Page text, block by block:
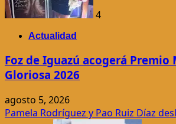
4
Actualidad
Foz de Iguazú acogerá Premio
Gloriosa 2026
agosto 5, 2026
Pamela Rodríguez y Pao Ruiz Díaz